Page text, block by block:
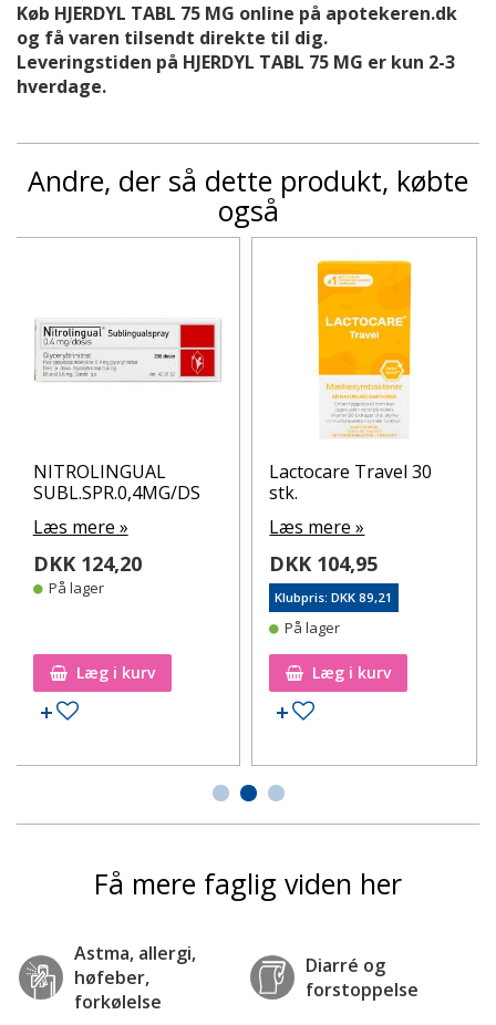
Køb HJERDYL TABL 75 MG online på apotekeren.dk
og få varen tilsendt direkte til dig.
Leveringstiden på HJERDYL TABL 75 MG er kun 2-3
hverdage.
Andre, der så dette produkt, købte
også
NITROLINGUAL
SUBL.SPR.0,4MG/DS
Læs mere »
DKK 124,20
På lager
Læg i kurv
Tilføj til ønskeseddel
Lactocare Travel 30
stk.
Læs mere »
DKK 104,95
Klubpris: DKK 89,21
På lager
Læg i kurv
Tilføj til ønskeseddel
Få mere faglig viden her
Astma, allergi,
høfeber,
forkølelse
Diarré og
forstoppelse